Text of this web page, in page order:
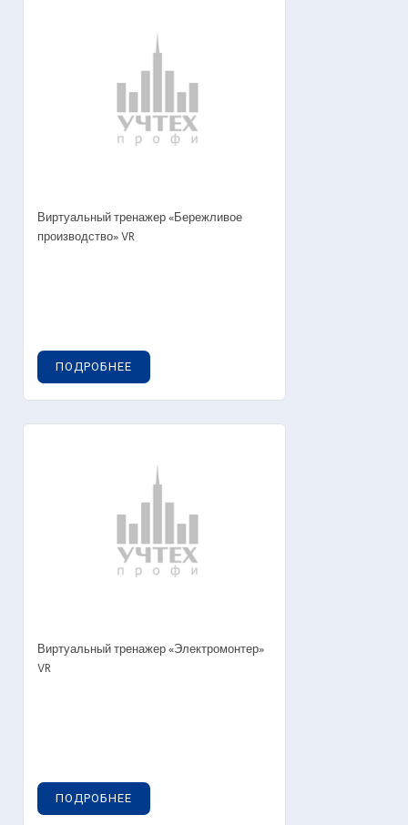
Виртуальный тренажер «Бережливое
производство» VR
ПОДРОБНЕЕ
Виртуальный тренажер «Электромонтер»
VR
ПОДРОБНЕЕ